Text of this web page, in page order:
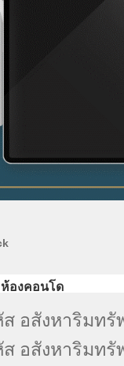
องคอนโด
ส อสังหาริมทรั
ส อสังหาริมทรั